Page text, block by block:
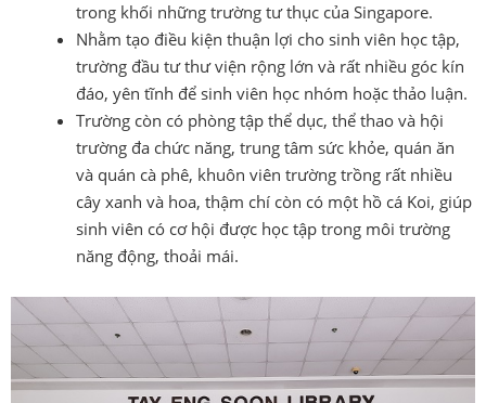
trong khối những trường tư thục của Singapore.
Nhằm tạo điều kiện thuận lợi cho sinh viên học tập,
trường đầu tư thư viện rộng lớn và rất nhiều góc kín
đáo, yên tĩnh để sinh viên học nhóm hoặc thảo luận.
Trường còn có phòng tập thể dục, thể thao và hội
trường đa chức năng, trung tâm sức khỏe, quán ăn
và quán cà phê, khuôn viên trường trồng rất nhiều
cây xanh và hoa, thậm chí còn có một hồ cá Koi, giúp
sinh viên có cơ hội được học tập trong môi trường
năng động, thoải mái.